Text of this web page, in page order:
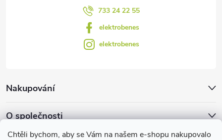
Chtěli bychom, aby se Vám na našem e-shopu nakupovalo
u
Nakupování
O společnosti
733 24 22 55
elektrobenes
elektrobenes